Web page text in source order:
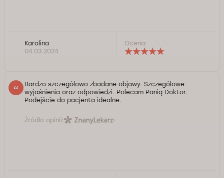
Karolina
04.03.2024
Ocena:
Bardzo szczegółowo zbadane objawy. Szczegółowe
wyjaśnienia oraz odpowiedzi. Polecam Panią Doktor.
Podejście do pacjenta idealne.
Źródło opinii: